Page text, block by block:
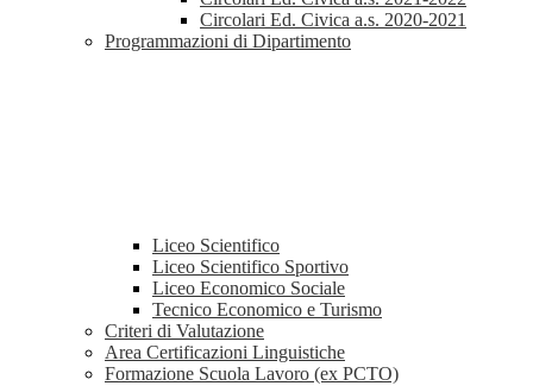
Circolari Ed. Civica a.s. 2020-2021
Programmazioni di Dipartimento
Liceo Scientifico
Liceo Scientifico Sportivo
Liceo Economico Sociale
Tecnico Economico e Turismo
Criteri di Valutazione
Area Certificazioni Linguistiche
Formazione Scuola Lavoro (ex PCTO)